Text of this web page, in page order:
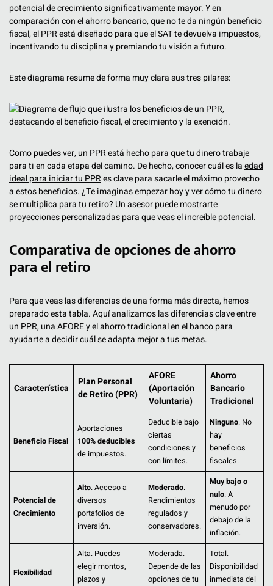
potencial de crecimiento significativamente mayor. Y en
comparación con el ahorro bancario, que no te da ningún beneficio
fiscal, el PPR está diseñado para que el SAT te devuelva impuestos,
incentivando tu disciplina y premiando tu visión a futuro.
Este diagrama resume de forma muy clara sus tres pilares:
Como puedes ver, un PPR está hecho para que tu dinero trabaje
para ti en cada etapa del camino. De hecho, conocer cuál es laedad
ideal para iniciar tu PPRes clave para sacarle el máximo provecho
a estos beneficios. ¿Te imaginas empezar hoy y ver cómo tu dinero
se multiplica para tu retiro? Un asesor puede mostrarte
proyecciones personalizadas para que veas el increíble potencial.
Comparativa de opciones de ahorro
para el retiro
Para que veas las diferencias de una forma más directa, hemos
preparado esta tabla. Aquí analizamos las diferencias clave entre
un PPR, una AFORE y el ahorro tradicional en el banco para
ayudarte a decidir cuál se adapta mejor a tus metas.
Característica
Plan Personal
de Retiro (PPR)
AFORE
(Aportación
Voluntaria)
Ahorro
Bancario
Tradicional
Beneficio Fiscal
Aportaciones
100% deducibles
de impuestos.
Deducible bajo
ciertas
condiciones y
con límites.
Ninguno. No
hay
beneficios
fiscales.
Potencial de
Crecimiento
Alto. Acceso a
diversos
portafolios de
inversión.
Moderado.
Rendimientos
regulados y
conservadores.
Muy bajo o
nulo. A
menudo por
debajo de la
inflación.
Flexibilidad
Alta. Puedes
elegir montos,
plazos y
Moderada.
Depende de las
opciones de tu
Total.
Disponibilidad
inmediata del